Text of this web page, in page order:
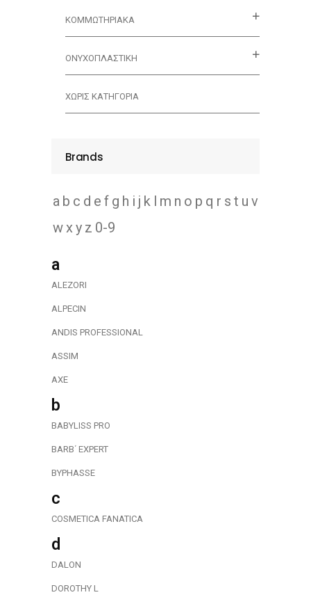
ΚΟΜΜΩΤΗΡΙΑΚΑ
ΟΝΥΧΟΠΛΑΣΤΙΚΗ
ΧΩΡΊΣ ΚΑΤΗΓΟΡΊΑ
Brands
a b c d e f g h i j k l m n o p q r s t u v
wxy z 0-9
a
ALEZORI
ALPECIN
ANDIS PROFESSIONAL
ASSIM
AXE
b
BABYLISS PRO
BARB΄ EXPERT
BYPHASSE
c
COSMETICA FANATICA
d
DALON
DOROTHY L